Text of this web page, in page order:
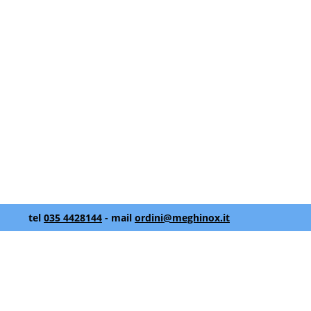
tel 035 4428144 - mail ordini@meghinox.it